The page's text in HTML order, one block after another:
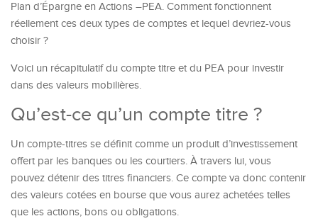
Plan d’Épargne en Actions –PEA. Comment fonctionnent
réellement ces deux types de comptes et lequel devriez-vous
choisir ?
Voici un récapitulatif du compte titre et du PEA pour investir
dans des valeurs mobilières.
Qu’est-ce qu’un compte titre ?
Un compte-titres se définit comme un produit d’investissement
offert par les banques ou les courtiers. À travers lui, vous
pouvez détenir des titres financiers. Ce compte va donc contenir
des valeurs cotées en bourse que vous aurez achetées telles
que les actions, bons ou obligations.